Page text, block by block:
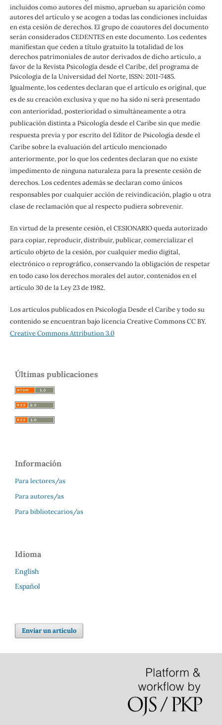
incluidos como autores del mismo, aprueban su aparición como
autores del artículo y se acogen a todas las condiciones incluidas
en esta cesión de derechos. El grupo de coautores del documento
serán considerados CEDENTES en este documento. Los cedentes
manifiestan que ceden a título gratuito la totalidad de los
derechos patrimoniales de autor derivados de dicho artículo, a
favor de la Revista Psicología desde el Caribe, del programa de
Psicología de la Universidad del Norte, ISSN: 2011-7485.
Igualmente, los cedentes declaran que el artículo es original, que
es de su creación exclusiva y que no ha sido ni será presentado
con anterioridad, posterioridad o simultáneamente a otra
publicación distinta a Psicología desde el Caribe sin que medie
respuesta previa y por escrito del Editor de Psicología desde el
Caribe sobre la evaluación del artículo mencionado
anteriormente, por lo que los cedentes declaran que no existe
impedimento de ninguna naturaleza para la presente cesión de
derechos. Los cedentes además se declaran como únicos
responsables por cualquier acción de reivindicación, plagio u otra
clase de reclamación que al respecto pudiera sobrevenir.
En virtud de la presente cesión, el CESIONARIO queda autorizado
para copiar, reproducir, distribuir, publicar, comercializar el
artículo objeto de la cesión, por cualquier medio digital,
electrónico o reprográfico, conservando la obligación de respetar
en todo caso los derechos morales del autor, contenidos en el
artículo 30 de la Ley 23 de 1982.
Los artículos publicados en Psicología Desde el Caribe y todo su
contenido se encuentran bajo licencia Creative Commons CC BY.
Creative Commons Attribution 3.0
Últimas publicaciones
Información
Para lectores/as
Para autores/as
Para bibliotecarios/as
Idioma
English
Español
Enviar un artículo